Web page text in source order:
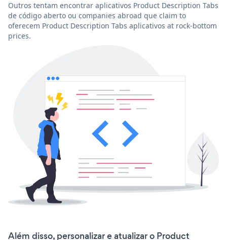
Outros tentam encontrar aplicativos Product Description Tabs
de código aberto ou companies abroad que claim to
oferecem Product Description Tabs aplicativos at rock-bottom
prices.
Além disso, personalizar e atualizar o Product